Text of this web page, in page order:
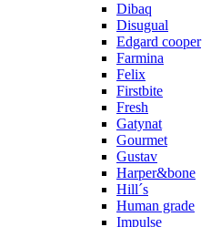
Dibaq
Disugual
Edgard cooper
Farmina
Felix
Firstbite
Fresh
Gatynat
Gourmet
Gustav
Harper&bone
Hill´s
Human grade
Impulse